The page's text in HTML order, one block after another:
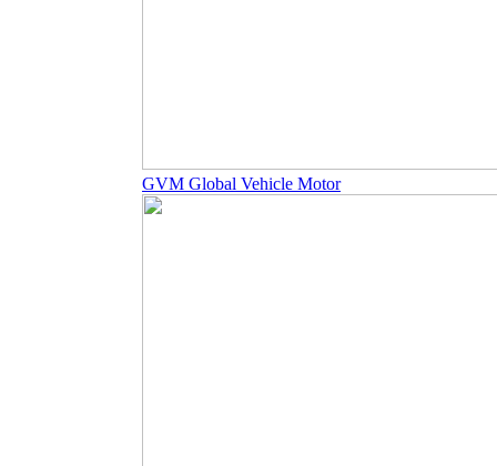
GVM Global Vehicle Motor